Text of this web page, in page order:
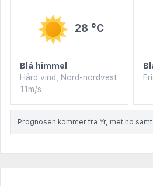
28 °C
Blå himmel
Hård vind, Nord-nordvest
11m/s
Prognosen kommer fra Yr, met.no samt